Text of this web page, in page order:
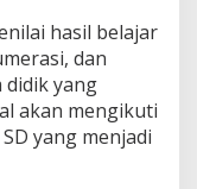
hasil belajar
dan
didik yang
akan mengikuti
yang menjadi